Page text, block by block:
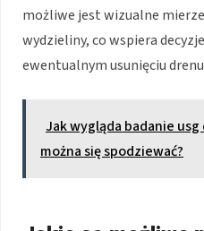
możliwe jest wizualne
wydzieliny, co wspiera
ewentualnym usunięciu
Jak wygląda badanie
można się spodziewać?